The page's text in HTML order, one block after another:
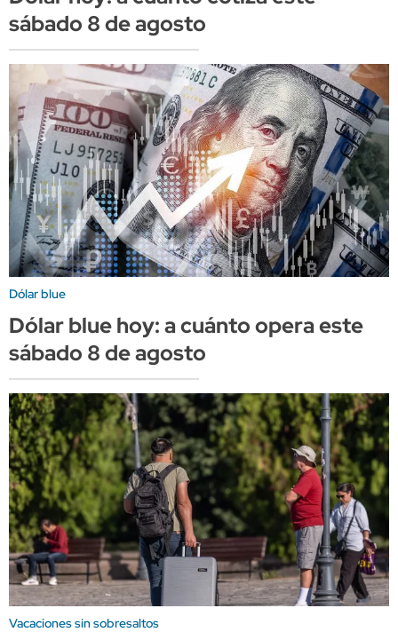
sábado 8 de agosto
Dólar blue
Dólar blue hoy: a cuánto opera este
sábado 8 de agosto
Vacaciones sin sobresaltos